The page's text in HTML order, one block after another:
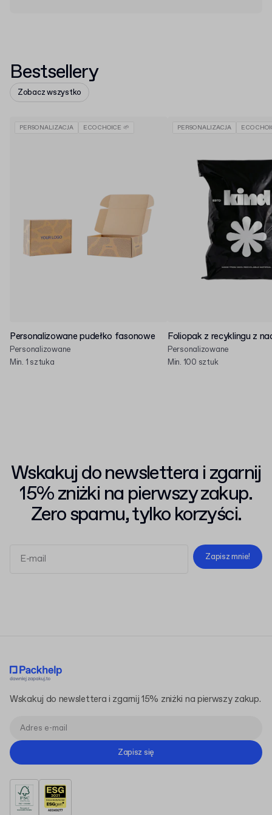
Bestsellery
Zobacz wszystko
PERSONALIZACJA ECO CHOICE 🌱
Personalizowane pudełko fasonowe
Personalizowane
Min. 1 sztuka
PERSONALIZACJA ECO
Foliopak z recyklingu z
Personalizowane
Min. 100 sztuk
Wskakuj do newslettera i zgarnij
15% zniżki na pierwszy zakup.
Zero spamu, tylko korzyści.
Zapisz mnie!
Wskakuj do newslettera i zgarnij 15% zniżki na pierwszy zakup.
Zapisz się